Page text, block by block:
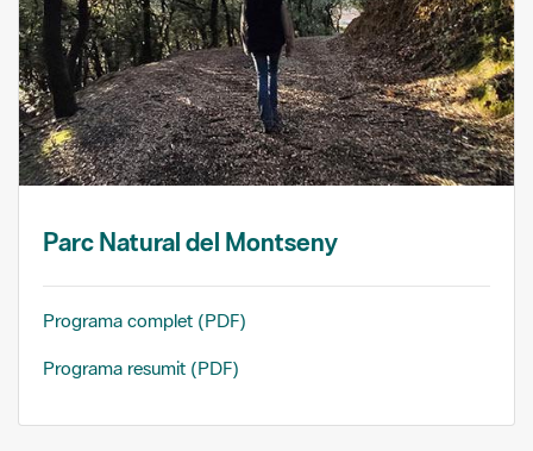
Parc Natural del Montseny
Programa complet (PDF)
Programa resumit (PDF)